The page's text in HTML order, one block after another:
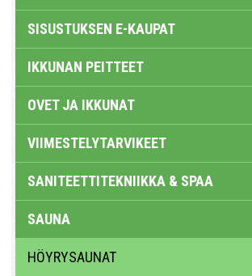
SISUSTUKSEN E-KAUPAT
IKKUNAN PEITTEET
OVET JA IKKUNAT
VIIMESTELYTARVIKEET
SANITEETTITEKNIIKKA & SPAA
SAUNA
HÖYRYSAUNAT